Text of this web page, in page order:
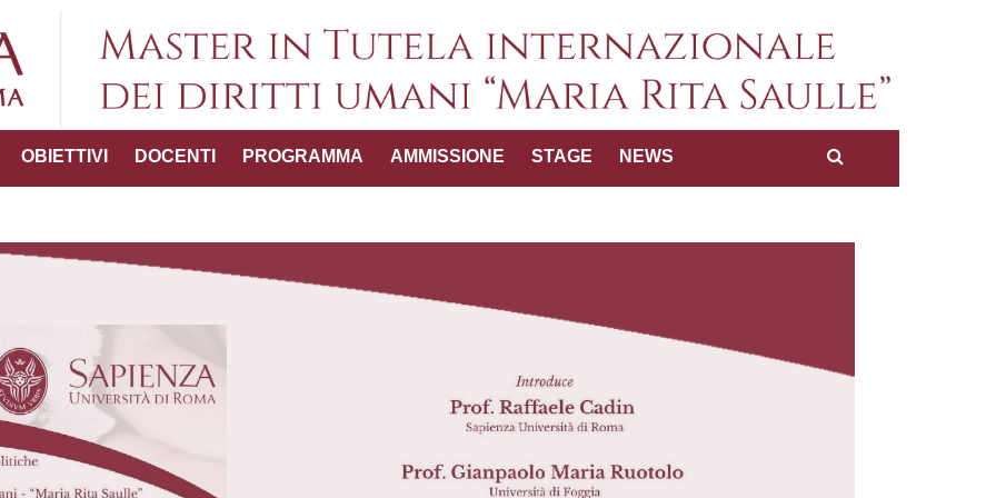
Master in Tutela internazionale dei diritti
umani "Maria Rita Saulle"
Master
OBIETTIVI DOCENTI PROGRAMMA AMMISSIONE STAGE NEWS